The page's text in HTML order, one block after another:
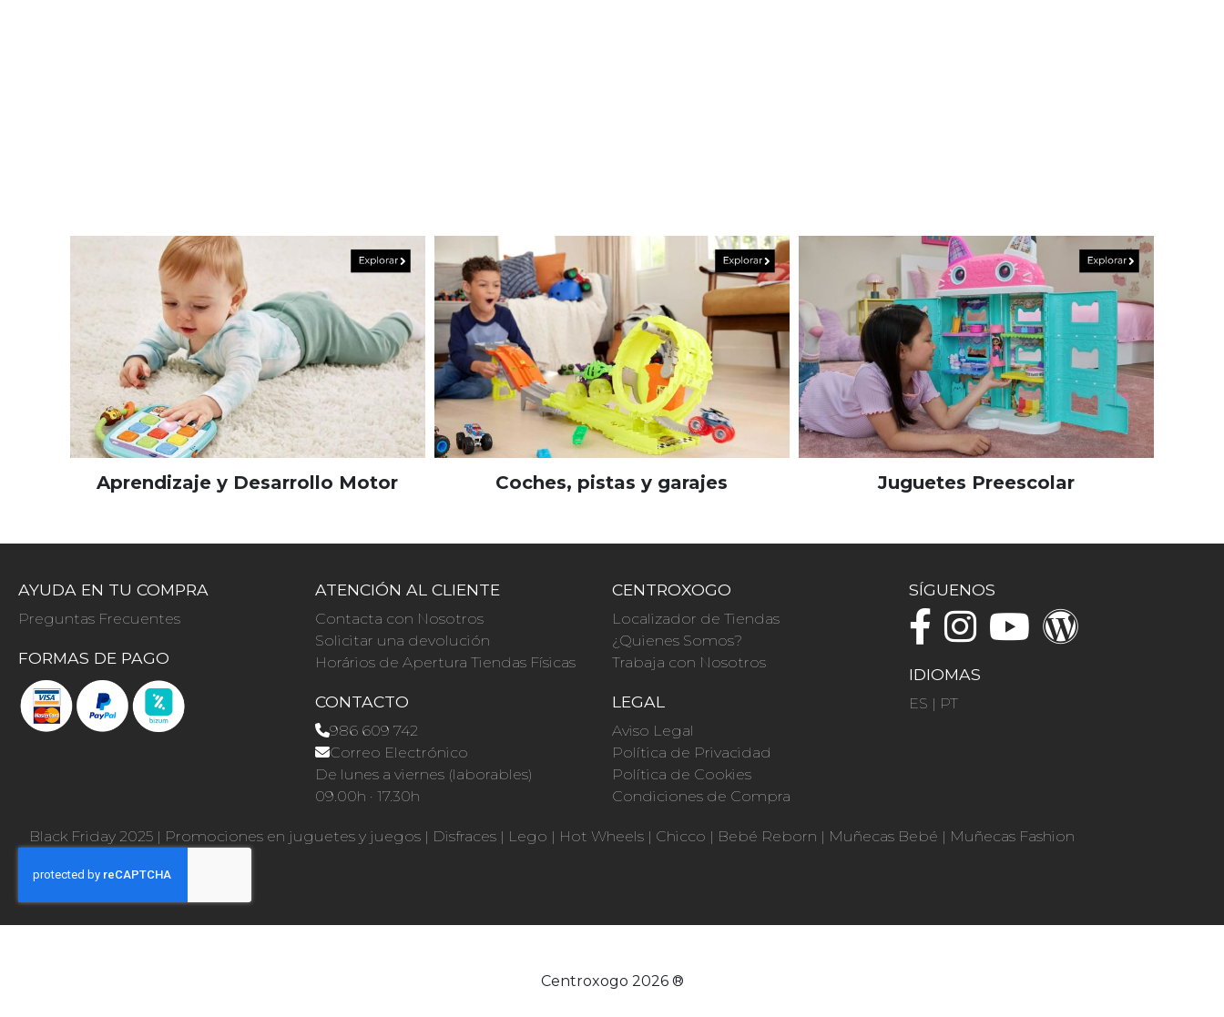
Aprendizaje y Desarrollo Motor Coches, pistas y garajes Juguetes Preescolar
AYUDA EN TU COMPRA
Preguntas Frecuentes
FORMAS DE PAGO
ATENCIÓN AL CLIENTE
Contacta con Nosotros
Solicitar una devolución
Horários de Apertura Tiendas Físicas
CONTACTO
986 609 742
Correo Electrónico
De lunes a viernes (laborables)
09.00h · 17.30h
CENTROXOGO
Localizador de Tiendas
¿Quienes Somos?
Trabaja con Nosotros
LEGAL
Aviso Legal
Política de Privacidad
Política de Cookies
Condiciones de Compra
SÍGUENOS
IDIOMAS
ES | PT
Black Friday 2025 | Promociones en juguetes y juegos | Disfraces | Lego | Hot Wheels | Chicco | Bebé Reborn | Muñecas Bebé | Muñecas Fashion
Centroxogo 2026 ®